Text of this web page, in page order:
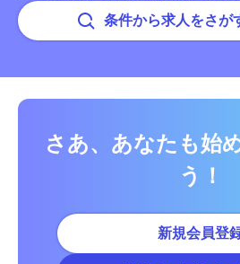
条件から求人をさが
さあ、あなたも始
う！
新規会員登